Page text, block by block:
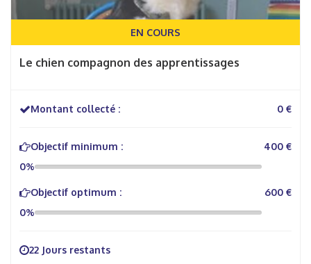
EN COURS
Le chien compagnon des apprentissages
Montant collecté : 0 €
Objectif minimum :
400 €
0%
Objectif optimum :
600 €
0%
22 Jours restants